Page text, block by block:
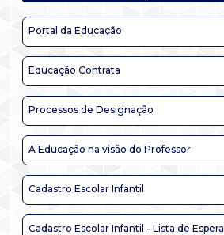
Portal da Educação
Educação Contrata
Processos de Designação
A Educação na visão do Professor
Cadastro Escolar Infantil
Cadastro Escolar Infantil - Lista de Espera